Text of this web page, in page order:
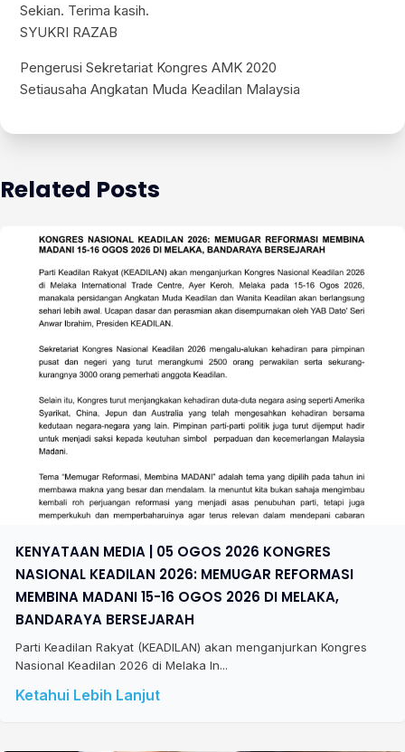
Sekian. Terima kasih.
SYUKRI RAZAB
Pengerusi Sekretariat Kongres AMK 2020
Setiausaha Angkatan Muda Keadilan Malaysia
Related Posts
KENYATAAN MEDIA | 05 OGOS 2026 KONGRES
NASIONAL KEADILAN 2026: MEMUGAR REFORMASI
MEMBINA MADANI 15-16 OGOS 2026 DI MELAKA,
BANDARAYA BERSEJARAH
Parti Keadilan Rakyat (KEADILAN) akan menganjurkan Kongres
Nasional Keadilan 2026 di Melaka In...
Ketahui Lebih Lanjut